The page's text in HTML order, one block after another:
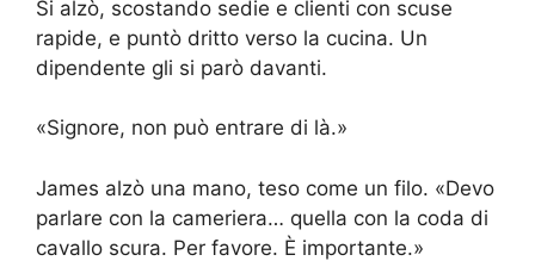
Si alzò, scostando sedie e clienti con scuse
rapide, e puntò dritto verso la cucina. Un
dipendente gli si parò davanti.
«Signore, non può entrare di là.»
James alzò una mano, teso come un filo. «Devo
parlare con la cameriera… quella con la coda di
cavallo scura. Per favore. È importante.»